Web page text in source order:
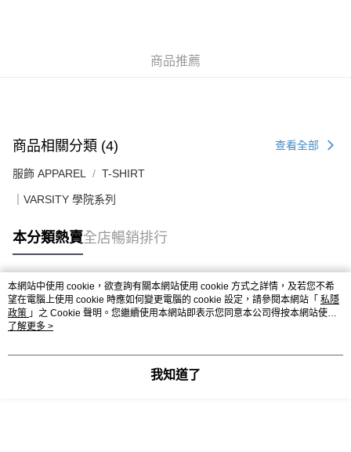
商品推薦
商品相關分類 (4) 查看全部
服飾 APPAREL T-SHIRT
｜VARSITY 學院系列
本分類熱賣全店暢銷排行
熱門標籤
熱銷排行
本網站中使用 cookie，欲查詢有關本網站使用 cookie 方式之詳情，及若您不希
望在電腦上使用 cookie 時應如何變更電腦的 cookie 設定，請參閱本網站「 私隱
政策 」之 Cookie 聲明。您繼續使用本網站即表示您同意本公司得按本網站使用
條款之 Cookie 聲明使用 cookie。
了解更多 >
我知道了